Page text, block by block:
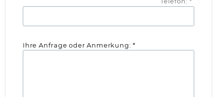
Ihre Anfrage oder Anmerkung: *